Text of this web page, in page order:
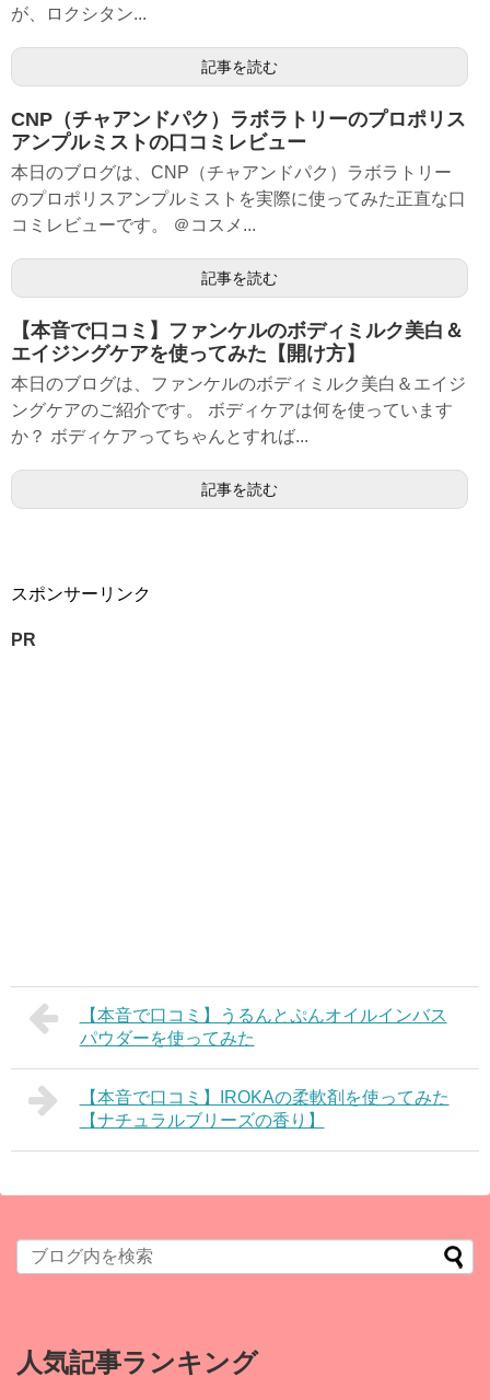
が、ロクシタン...
記事を読む
CNP（チャアンドパク）ラボラトリーのプロポリス
アンプルミストの口コミレビュー
本日のブログは、CNP（チャアンドパク）ラボラトリー
のプロポリスアンプルミストを実際に使ってみた正直な口
コミレビューです。 ＠コスメ...
記事を読む
【本音で口コミ】ファンケルのボディミルク美白＆
エイジングケアを使ってみた【開け方】
本日のブログは、ファンケルのボディミルク美白＆エイジ
ングケアのご紹介です。 ボディケアは何を使っています
か？ ボディケアってちゃんとすれば...
記事を読む
スポンサーリンク
PR
【本音で口コミ】うるんとぷんオイルインバス
パウダーを使ってみた
【本音で口コミ】IROKAの柔軟剤を使ってみた
【ナチュラルブリーズの香り】
人気記事ランキング